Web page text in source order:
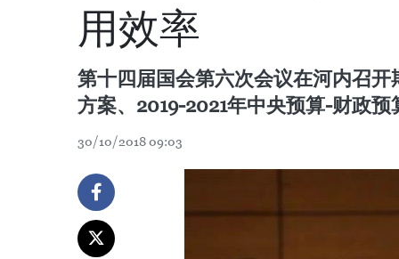
用效率
第十四届国会第六次会议在河内召
方案、2019-2021年中央预算-财政
30/10/2018 09:03